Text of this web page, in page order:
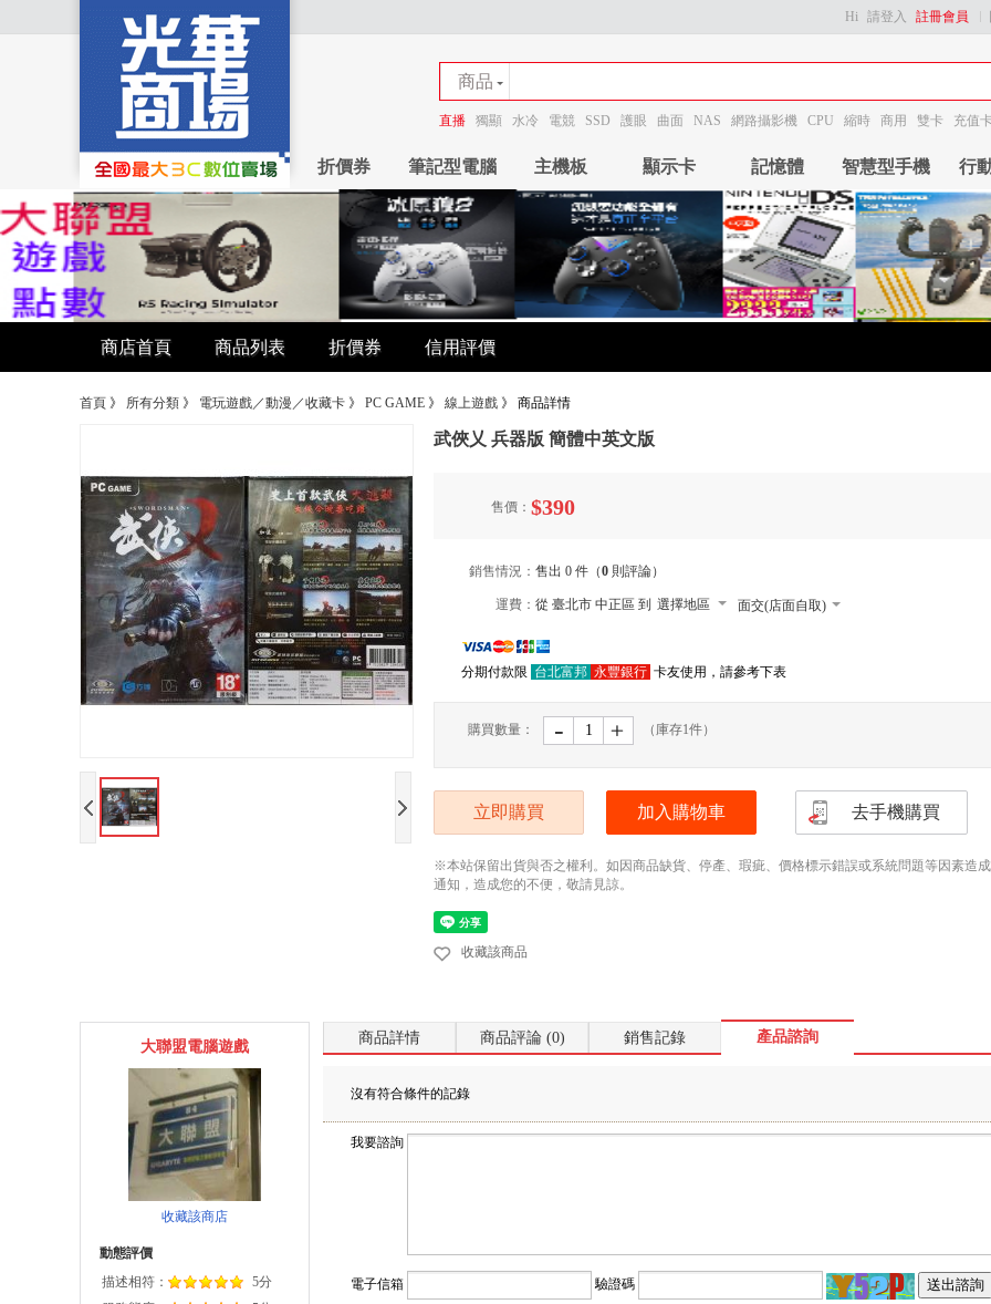
Hi 請登入 註冊會員
商品
商店
直播 獨顯 水冷 電競 SSD 護眼 曲面 NAS 網路攝影機 CPU 縮時 商用 雙卡 充值
折價券 筆記型電腦 主機板 顯示卡 記憶體 智慧型手機 行
商店首頁 商品列表 折價券 信用評價
首頁 》 所有分類 》 電玩遊戲／動漫／收藏卡 》 PC GAME 》 線上遊戲 》 商品詳情
武俠乂 兵器版 簡體中英文版
售價： $390
銷售情況： 售出 0 件（0 則評論）
運費： 從 臺北市 中正區 到 選擇地區 面交(店面自取)
郵寄小包裹
本島大型宅配
分期付款限 台北富邦 永豐銀行 卡友使用，請參考下表
購買數量： - ﹢ （庫存1件）
立即購買 加入購物車 去手機購買
※本站保留出貨與否之權利。如因商品缺貨、停產、瑕疵、價格標示錯誤或系統問題等因素造
通知，造成您的不便，敬請見諒。
收藏該商品
大聯盟電腦遊戲
收藏該商店
動態評價
描述相符：
5分
商品詳情 商品評論 (0) 銷售記錄 產品諮詢
沒有符合條件的記錄
我要諮詢
電子信箱 驗證碼